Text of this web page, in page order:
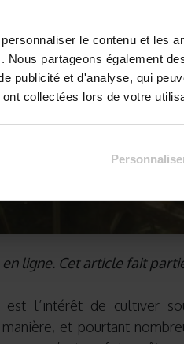
le contenu et les
Nous partageons également
publicité et d'analyse, qui
collectées lors de votre
ligne. Cet article fait
est l’intérêt de cultiver
et pourtant